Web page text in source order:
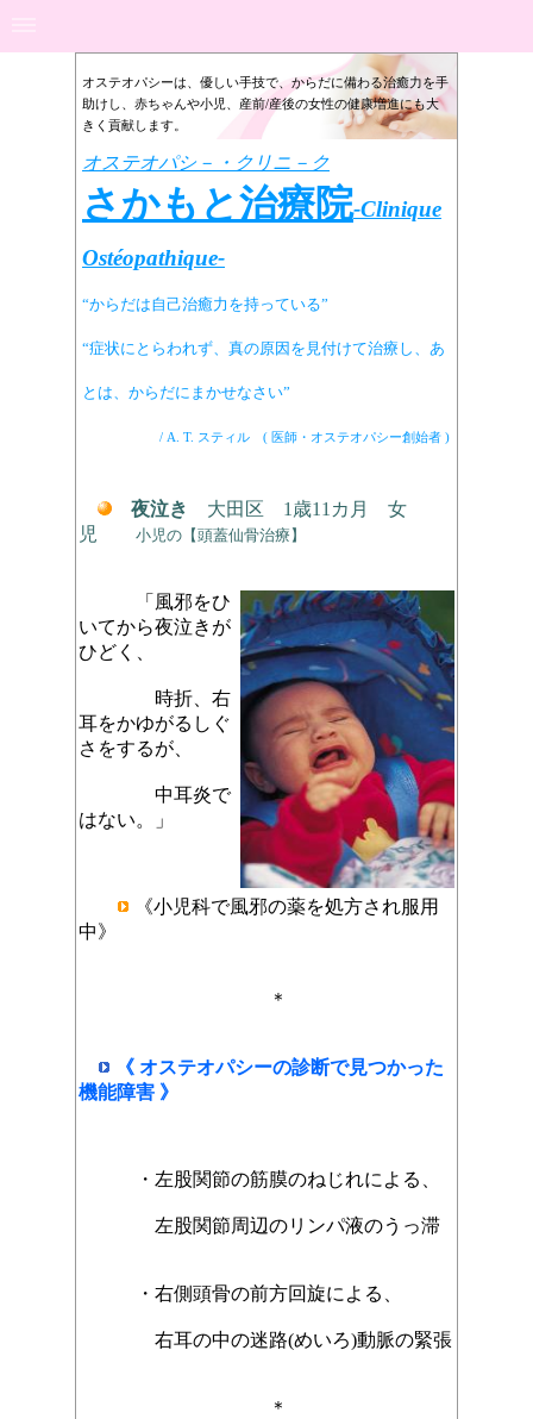
オステオパシーは、優しい手技で、からだに備わる治癒力を手
助けし、赤ちゃんや小児、産前/産後の女性の健康増進にも大
きく貢献します。
オステオパシ－・クリニ－ク
さかもと治療院-Clinique
Ostéopathique-
“からだは自己治癒力を持っている”
“症状にとらわれず、 真の原因を見付けて治療し、あ
と は、からだにまかせなさい”
/ A. T. スティル ( 医師・オステオパシー創始者 )
夜泣き 大田区 1歳11カ月 女
児
小児の【頭蓋仙骨治療】
「風邪をひ
いてから夜泣きが
ひどく、
時折、右
耳をかゆがるしぐ
さをするが、
中耳炎で
はない。
」
《小児科で風邪の薬を処方され服用
中》
＊
《 オステオパシーの診断で見つかった
機能障害 》
・左股関節の筋膜のねじれによる、
左股関節周辺のリンパ液のうっ滞
・右側頭骨の前方回旋による、
右耳の中の迷路(めいろ)動脈の緊張
＊